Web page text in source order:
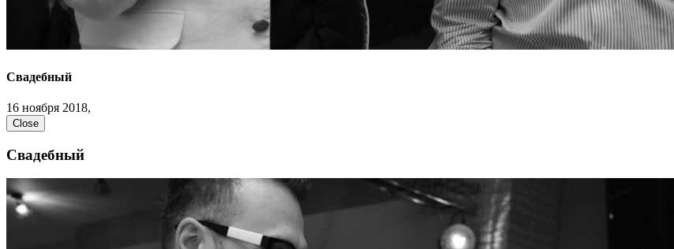
Свадебный
16 ноября 2018,
Close
Свадебный